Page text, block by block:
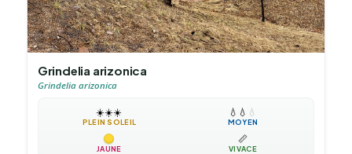
Grindelia arizonica
Grindelia arizonica
☀️☀️☀️
PLEIN SOLEIL
💧 💧 💧
MOYEN
JAUNE
📏
VIVACE